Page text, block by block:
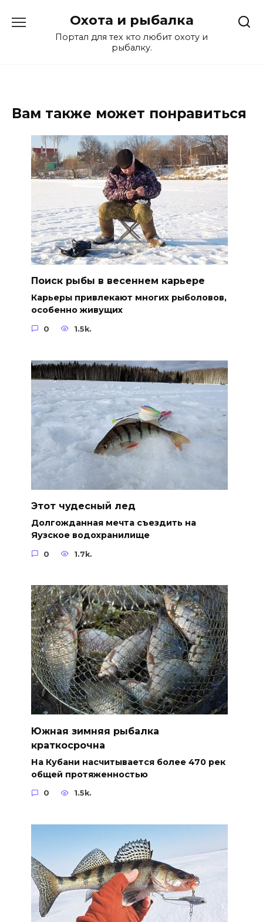
содержанию
Охота и рыбалка
Портал для тех кто любит охоту и
рыбалку.
Вам также может понравиться
Поиск рыбы в весеннем карьере
Карьеры привлекают многих рыболовов,
особенно живущих
0 1.5k.
Этот чудесный лед
Долгожданная мечта съездить на
Яузское водохранилище
0 1.7k.
Южная зимняя рыбалка
краткосрочна
На Кубани насчитывается более 470 рек
общей протяженностью
0 1.5k.